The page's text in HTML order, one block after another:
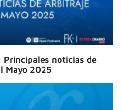
Principales noticias de
Mayo 2025